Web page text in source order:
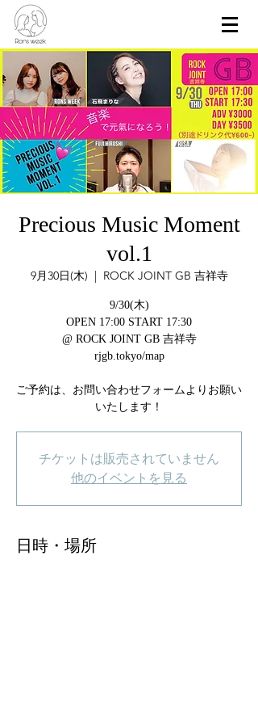
Precious Music Moment
vol.1
9月30日(木)
  |
ROCK JOINT GB 吉祥寺
9/30(木)
OPEN 17:00 START 17:30
@ ROCK JOINT GB 吉祥寺
rjgb.tokyo/map
ご予約は、お問い合わせフォームよりお願い
いたします！
チケットは販売されていません
他のイベントを見る
日時・場所